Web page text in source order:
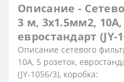
Описание -
3 м, 3x1.5мм2, 10А,
евростандарт (JY-
Описание сетевого
10А, 5 розеток,
(JY-1056/3), коробка: